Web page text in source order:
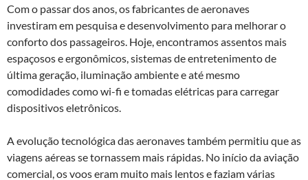
Com o passar dos anos, os fabricantes de aeronaves
investiram em pesquisa e desenvolvimento para melhorar o
conforto dos passageiros. Hoje, encontramos assentos mais
espaçosos e ergonômicos, sistemas de entretenimento de
última geração, iluminação ambiente e até mesmo
comodidades como wi-fi e tomadas elétricas para carregar
dispositivos eletrônicos.
A evolução tecnológica das aeronaves também permitiu que as
viagens aéreas se tornassem mais rápidas. No início da aviação
comercial, os voos eram muito mais lentos e faziam várias